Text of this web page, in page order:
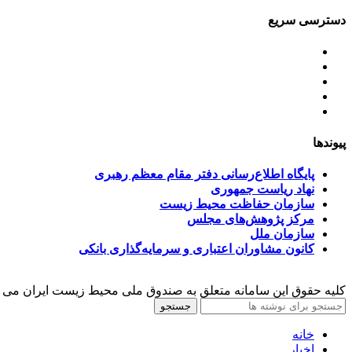
دسترسی سریع
پیوندها
پایگاه اطلاع‌رسانی دفتر مقام معظم رهبری
نهاد ریاست جمهوری
سازمان حفاظت محیط زیست
مرکز پژوهش‌های مجلس
سازمان ملل
کانون مشاوران اعتباری و سرمایه‌گذاری بانکی
کلیه حقوق این سامانه متعلق به صندوق ملی محیط زیست ایران می
جستجو
خانه